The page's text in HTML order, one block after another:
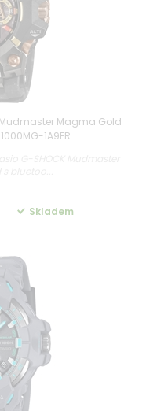
Magma Gold
1A9ER
Skladem